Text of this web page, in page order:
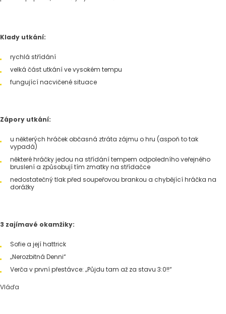
Klady utkání:
rychlá střídání
velká část utkání ve vysokém tempu
fungující nacvičené situace
Zápory utkání:
u některých hráček občasná ztráta zájmu o hru (aspoň to tak
vypadá)
některé hráčky jedou na střídání tempem odpoledního veřejného
bruslení a způsobují tím zmatky na střídačce
nedostatečný tlak před soupeřovou brankou a chybějící hráčka na
dorážky
3 zajímavé okamžiky:
Sofie a její hattrick
„Nerozbitná Denni“
Verča v první přestávce: „Půjdu tam až za stavu 3:0!!“
Vláďa